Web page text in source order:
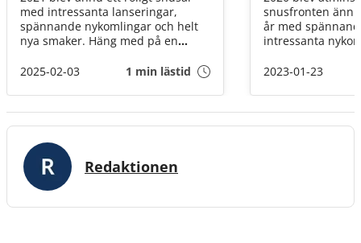
med intressanta lanseringar,
spännande nykomlingar och helt
nya smaker. Häng med på en
2025-02-03
1 min lästid
snusfronten
år med
intressanta
några av årets
2023-01-23
Redaktionen